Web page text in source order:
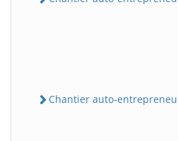
Chantier auto-entrepreneur